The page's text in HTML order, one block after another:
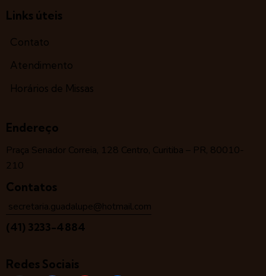
Links úteis
Contato
Atendimento
Horários de Missas
Endereço
Praça Senador Correia, 128 Centro, Curitiba – PR, 80010-
210
Contatos
secretaria.guadalupe@hotmail.com
(41) 3233-4884
Redes Sociais